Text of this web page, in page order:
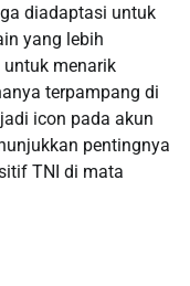
diadaptasi untuk
yang lebih
menarik
terpampang di
icon pada akun
pentingnya
TNI di mata